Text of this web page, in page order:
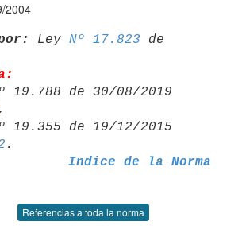
2004
Ley Nº 17.823 de
,
Indice de la Norma
Referencias a toda la norma